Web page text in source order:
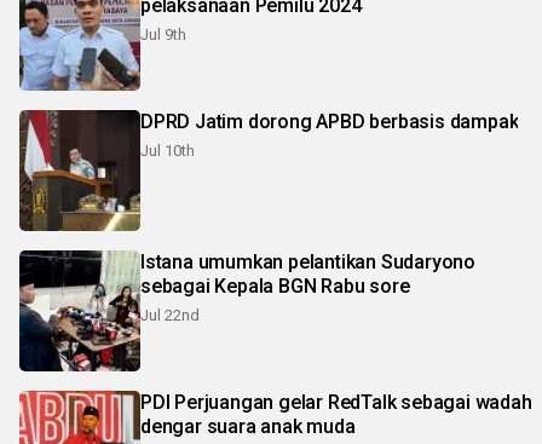
pelaksanaan Pemilu 2024
Jul 9th
DPRD Jatim dorong APBD berbasis dampak
Jul 10th
Istana umumkan pelantikan Sudaryono
sebagai Kepala BGN Rabu sore
Jul 22nd
PDI Perjuangan gelar RedTalk sebagai wadah
dengar suara anak muda